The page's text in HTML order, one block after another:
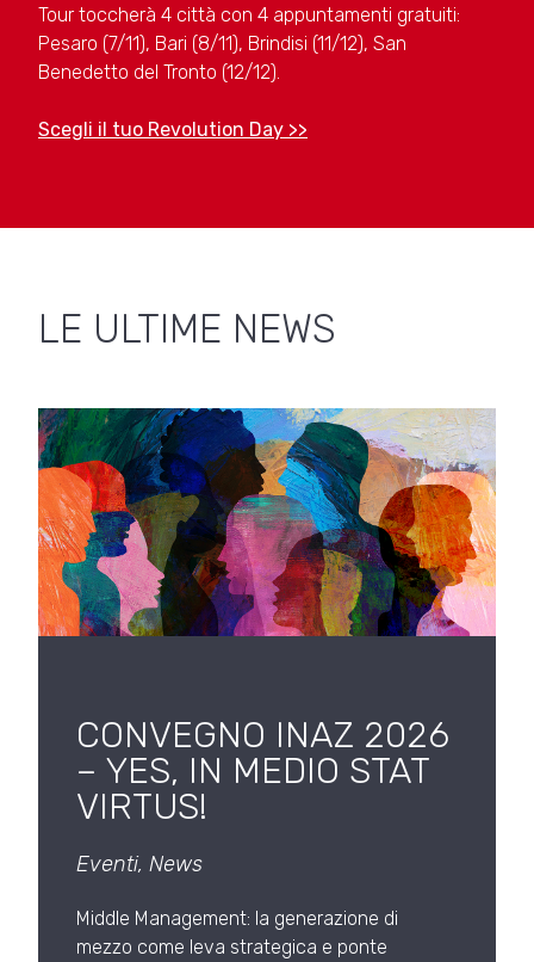
Tour toccherà 4 città con 4 appuntamenti gratuiti:
Pesaro (7/11), Bari (8/11), Brindisi (11/12), San
Benedetto del Tronto (12/12).
Scegli il tuo Revolution Day >>
LE ULTIME NEWS
CONVEGNO INAZ 2026
– YES, IN MEDIO STAT
VIRTUS!
Eventi, News
Middle Management: la generazione di
mezzo come leva strategica e ponte